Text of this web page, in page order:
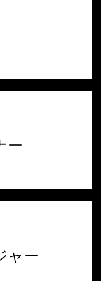
ー
ャー